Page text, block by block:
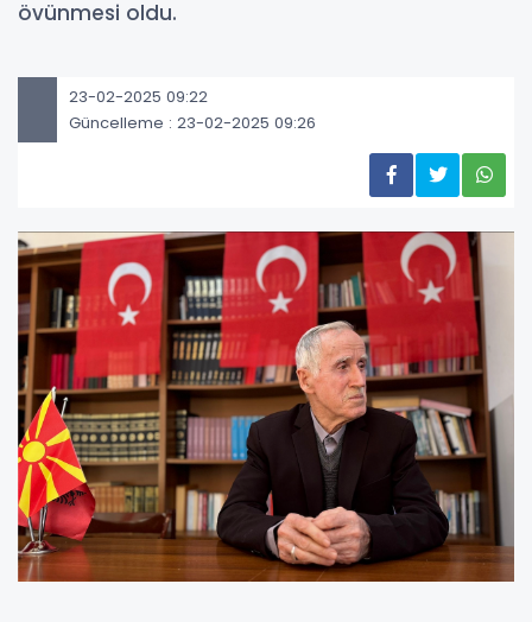
övünmesi oldu.
23-02-2025 09:22
Güncelleme : 23-02-2025 09:26